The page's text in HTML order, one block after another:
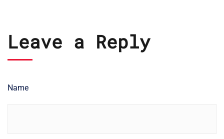
Leave a Reply
Name